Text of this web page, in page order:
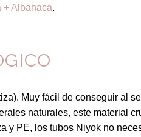
+ Albahaca.
Muy fácil de conseguir al
naturales, este material
y PE, los tubos Niyok no